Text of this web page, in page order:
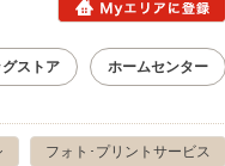
グストア ホームセンター
フォト･プリントサービス